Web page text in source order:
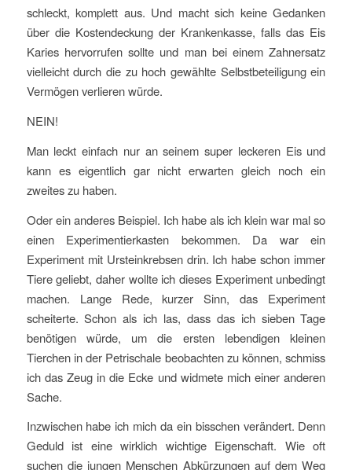
schleckt, komplett aus. Und macht sich keine Gedanken
über die Kostendeckung der Krankenkasse, falls das Eis
Karies hervorrufen sollte und man bei einem Zahnersatz
vielleicht durch die zu hoch gewählte Selbstbeteiligung ein
Vermögen verlieren würde.
NEIN!
Man leckt einfach nur an seinem super leckeren Eis und
kann es eigentlich gar nicht erwarten gleich noch ein
zweites zu haben.
Oder ein anderes Beispiel. Ich habe als ich klein war mal so
einen Experimentierkasten bekommen. Da war ein
Experiment mit Ursteinkrebsen drin. Ich habe schon immer
Tiere geliebt, daher wollte ich dieses Experiment unbedingt
machen. Lange Rede, kurzer Sinn, das Experiment
scheiterte. Schon als ich las, dass das ich sieben Tage
benötigen würde, um die ersten lebendigen kleinen
Tierchen in der Petrischale beobachten zu können, schmiss
ich das Zeug in die Ecke und widmete mich einer anderen
Sache.
Inzwischen habe ich mich da ein bisschen verändert. Denn
Geduld ist eine wirklich wichtige Eigenschaft. Wie oft
suchen die jungen Menschen Abkürzungen auf dem Weg